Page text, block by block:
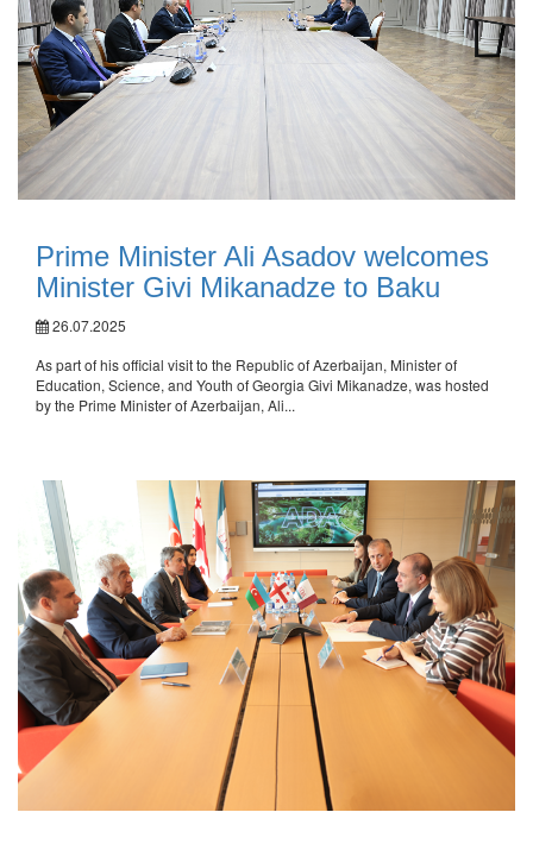
Prime Minister Ali Asadov welcomes
Minister Givi Mikanadze to Baku
26.07.2025
As part of his official visit to the Republic of Azerbaijan, Minister of
Education, Science, and Youth of Georgia Givi Mikanadze, was hosted
by the Prime Minister of Azerbaijan, Ali...